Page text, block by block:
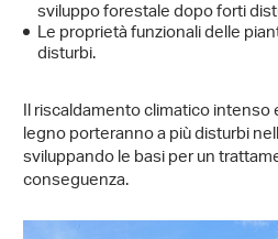
sviluppo forestale dopo forti
Le proprietà funzionali delle
disturbi.
Il riscaldamento climatico
legno porteranno a più disturbi
sviluppando le basi per un
conseguenza.